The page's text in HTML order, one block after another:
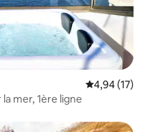
Évaluation
4,94 (17)
mer, 1ère ligne